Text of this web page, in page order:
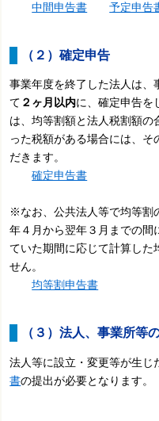
中間申告書
予定申告
（２）確定申告
事業年度を終了した法人は、
て ２ヶ月以内に、確定申告を
は、均等割額と法人税割額
った税額がある場合には、
だきます。
確定申告書
※なお、公共法人等で均等割
年４月から翌年３月までの間
ていた期間に応じて計算した
せん。
均等割申告書
（３）法人、事業所等
法人等に設立・変更等が生じ
書の提出が必要となります。